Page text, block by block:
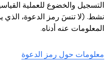
التسجيل والخضوع للعملية
نشط. (لا تنسَ رمز الدعوة، الذي
المعلومات عنه أدناه.
معلومات حول رمز الدعوة